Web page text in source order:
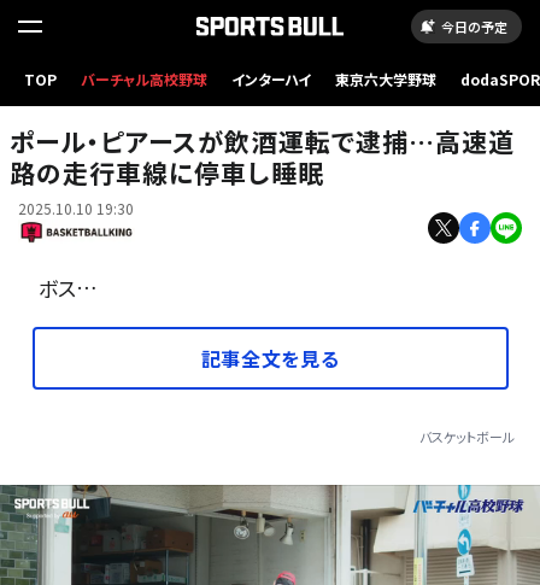
今日の予定
TOP バーチャル高校野球 インターハイ 東京六大学野球
2021年に殿堂入りしたピアース[写真]=Getty Images
ポール・ピアースが飲酒運転で逮捕…高速道
路の走行車線に停車し睡眠
2025.10.10 19:30
ボス…
記事全文を見る
バスケットボール